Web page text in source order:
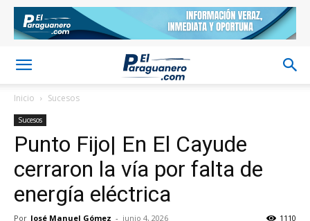
Inicio Sucesos
Sucesos
Punto Fijo| En El Cayude
cerraron la vía por falta de
energía eléctrica
Por José Manuel Gómez - junio 4, 2026 1110